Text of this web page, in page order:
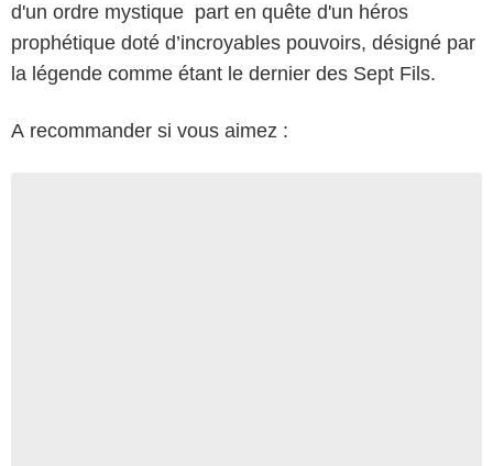
d'un ordre mystique part en quête d'un héros
prophétique doté d’incroyables pouvoirs, désigné par
la légende comme étant le dernier des Sept Fils.
A recommander si vous aimez :